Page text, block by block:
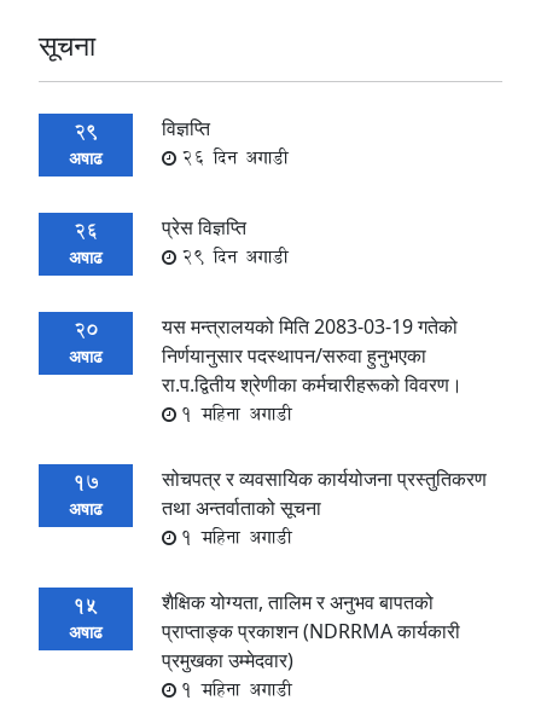
सूचना
29
अषाढ
विज्ञप्ति
26 दिन अगाडी
26
अषाढ
प्रेस विज्ञप्ति
29 दिन अगाडी
20
अषाढ
यस मन्त्रालयको मिति 2083-03-19 गतेको
निर्णयानुसार पदस्थापन/सरुवा हुनुभएका
रा.प.द्वितीय श्रेणीका कर्मचारीहरूको विवरण।
1 महिना अगाडी
17
अषाढ
सोचपत्र र व्यवसायिक कार्ययोजना प्रस्तुतिकरण
तथा अन्तर्वाताको सूचना
1 महिना अगाडी
15
अषाढ
शैक्षिक योग्यता, तालिम र अनुभव बापतको
प्राप्ताङ्क प्रकाशन (NDRRMA कार्यकारी
प्रमुखका उम्मेदवार)
1 महिना अगाडी